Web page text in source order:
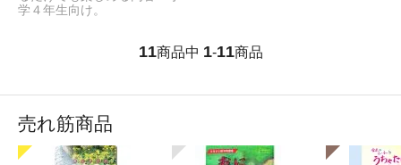
学４年生向け。
11商品中 1-11商品
売れ筋商品